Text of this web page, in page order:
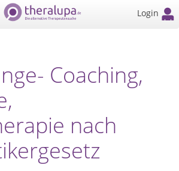
Login
Coaching,
nach